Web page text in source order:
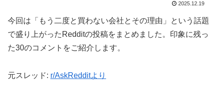
2025.12.19
今回は「もう二度と買わない会社とその理由」という話題
で盛り上がったRedditの投稿をまとめました。印象に残っ
た30のコメントをご紹介します。
元スレッド: r/AskRedditより